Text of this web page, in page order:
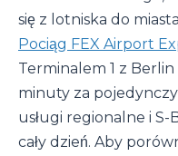
się z lotniska do
Pociąg FEX Airport
Terminalem 1 z
minuty za
usługi regionalne i
cały dzień. Aby